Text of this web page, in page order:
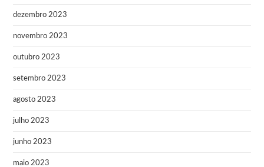
dezembro 2023
novembro 2023
outubro 2023
setembro 2023
agosto 2023
julho 2023
junho 2023
maio 2023